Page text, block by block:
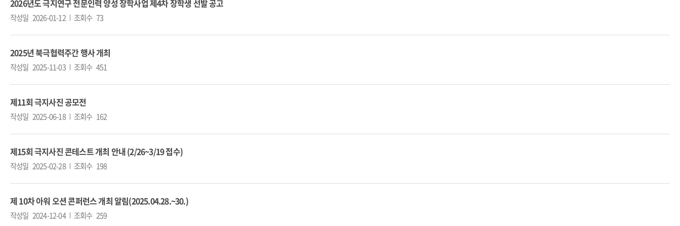
2026년도 극지연구 전문인력 양성 장학사업 제4차 장학생 선발 공고
작성일 2026-01-12 조회수 73
2025년 북극협력주간 행사 개최
작성일 2025-11-03 조회수 451
제11회 극지사진 공모전
작성일 2025-06-18 조회수 162
제15회 극지사진 콘테스트 개최 안내 (2/26~3/19 접수)
작성일 2025-02-28 조회수 198
제 10차 아워 오션 콘퍼런스 개최 알림(2025.04.28.~30.)
작성일 2024-12-04 조회수 259